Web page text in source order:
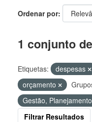
Ordenar por
1 conjunto
Etiquetas: despesas
orçamento
Gestão,
Filtrar Resultados